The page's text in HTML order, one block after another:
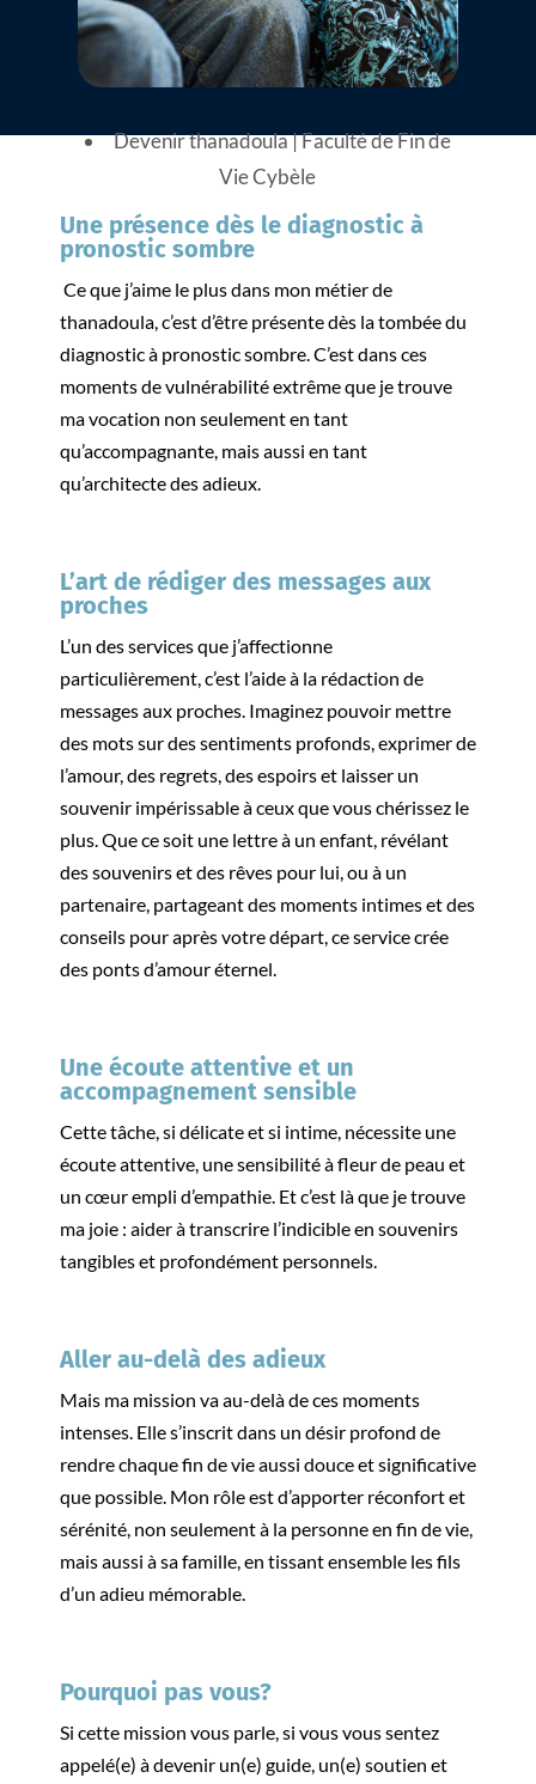
Devenir thanadoula|Faculté de Fin de
Vie Cybèle
Une présence dès le diagnostic à
pronostic sombre
Ce que j’aime le plus dans mon métier de
thanadoula, c’est d’être présente dès la tombée du
diagnostic à pronostic sombre. C’est dans ces
moments de vulnérabilité extrême que je trouve
ma vocation non seulement en tant
qu’accompagnante, mais aussi en tant
qu’architecte des adieux.
L’art de rédiger des messages aux
proches
L’un des services que j’affectionne
particulièrement, c’est l’aide à la rédaction de
messages aux proches. Imaginez pouvoir mettre
des mots sur des sentiments profonds, exprimer de
l’amour, des regrets, des espoirs et laisser un
souvenir impérissable à ceux que vous chérissez le
plus. Que ce soit une lettre à un enfant, révélant
des souvenirs et des rêves pour lui, ou à un
partenaire, partageant des moments intimes et des
conseils pour après votre départ, ce service crée
des ponts d’amour éternel.
Une écoute attentive et un
accompagnement sensible
Cette tâche, si délicate et si intime, nécessite une
écoute attentive, une sensibilité à fleur de peau et
un cœur empli d’empathie. Et c’est là que je trouve
ma joie : aider à transcrire l’indicible en souvenirs
tangibles et profondément personnels.
Aller au-delà des adieux
Mais ma mission va au-delà de ces moments
intenses. Elle s’inscrit dans un désir profond de
rendre chaque fin de vie aussi douce et significative
que possible. Mon rôle est d’apporter réconfort et
sérénité, non seulement à la personne en fin de vie,
mais aussi à sa famille, en tissant ensemble les fils
d’un adieu mémorable.
Pourquoi pas vous?
Si cette mission vous parle, si vous vous sentez
appelé(e) à devenir un(e) guide, un(e) soutien et